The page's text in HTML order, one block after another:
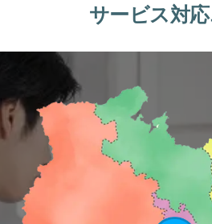
サービス対